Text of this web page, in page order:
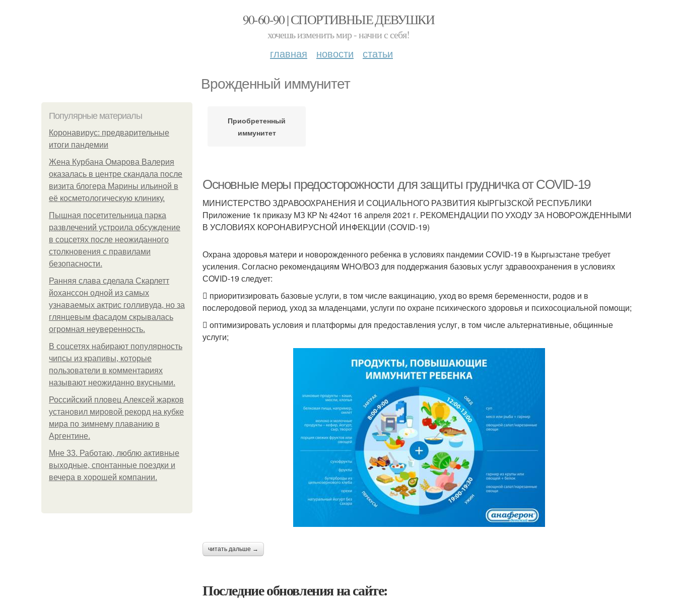
90-60-90 | СПОРТИВНЫЕ ДЕВУШКИ
хочешь изменить мир - начни с себя!
главная новости статьи
Врожденный иммунитет
Популярные материалы
Коронавирус: предварительные
итоги пандемии
Жена Курбана Омарова Валерия
оказалась в центре скандала после
визита блогера Марины ильиной в
её косметологическую клинику.
Пышная посетительница парка
развлечений устроила обсуждение
в соцсетях после неожиданного
столкновения с правилами
безопасности.
Ранняя слава сделала Скарлетт
йоханссон одной из самых
узнаваемых актрис голливуда, но за
глянцевым фасадом скрывалась
огромная неуверенность.
В соцсетях набирают популярность
чипсы из крапивы, которые
пользователи в комментариях
называют неожиданно вкусными.
Российский пловец Алексей жарков
установил мировой рекорд на кубке
мира по зимнему плаванию в
Аргентине.
Мне 33. Работаю, люблю активные
выходные, спонтанные поездки и
вечера в хорошей компании.
Приобретенный
иммунитет
Основные меры предосторожности для защиты грудничка от COVID-19
МИНИСТЕРСТВО ЗДРАВООХРАНЕНИЯ И СОЦИАЛЬНОГО РАЗВИТИЯ КЫРГЫЗСКОЙ РЕСПУБЛИКИ
Приложение 1к приказу МЗ КР № 424от 16 апреля 2021 г. РЕКОМЕНДАЦИИ ПО УХОДУ ЗА НОВОРОЖДЕННЫМИ
В УСЛОВИЯХ КОРОНАВИРУСНОЙ ИНФЕКЦИИ (COVID-19)
Охрана здоровья матери и новорожденного ребенка в условиях пандемии СOVID-19 в Кыргызстане требует
усиления. Согласно рекомендациям WHO/ВОЗ для поддержания базовых услуг здравоохранения в условиях
СOVID-19 следует:
 приоритизировать базовые услуги, в том числе вакцинацию, уход во время беременности, родов и в
послеродовой период, уход за младенцами, услуги по охране психического здоровья и психосоциальной помощи;
 оптимизировать условия и платформы для предоставления услуг, в том числе альтернативные, общинные
услуги;
читать дальше →
Последние обновления на сайте: